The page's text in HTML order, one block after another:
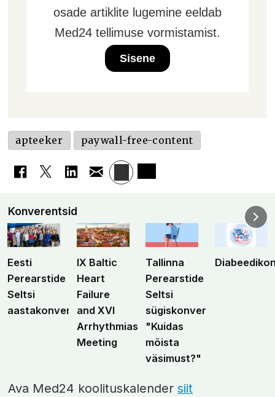
osade artiklite lugemine eeldab
Med24 tellimuse vormistamist.
Sisene
apteeker paywall-free-content
Konverentsid
Eesti
Perearstide
Seltsi
aastakonverents
IX Baltic
Heart
Failure
and XVI
Arrhythmias
Meeting
Tallinna
Perearstide
Seltsi
sügiskonverents
"Kuidas
mõista
väsimust?"
Ava Med24 koolituskalendersiit